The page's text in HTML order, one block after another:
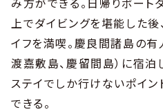
上でダイビングを堪能した
イフを満喫。慶良間諸島の有
渡嘉敷島、慶留間島）に宿泊
ステイでしか行けないポイン
できる。